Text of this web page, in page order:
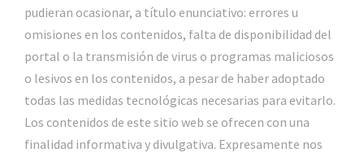
pudieran ocasionar, a título enunciativo: errores u
omisiones en los contenidos, falta de disponibilidad del
portal o la transmisión de virus o programas maliciosos
o lesivos en los contenidos, a pesar de haber adoptado
todas las medidas tecnológicas necesarias para evitarlo.
Los contenidos de este sitio web se ofrecen con una
finalidad informativa y divulgativa. Expresamente nos